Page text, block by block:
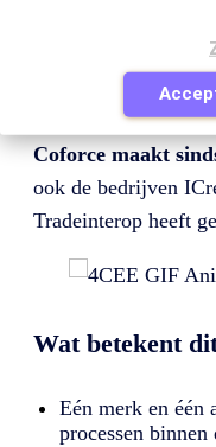
komt en
naar informatie
Coforce maakt
ook de bedrijven
Tradeinterop heeft
Wat betekent
Eén merk en één
processen